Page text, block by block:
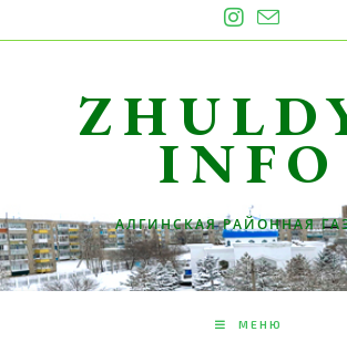
к
INFO
АЛГИНСКАЯ РАЙОННАЯ
МЕНЮ